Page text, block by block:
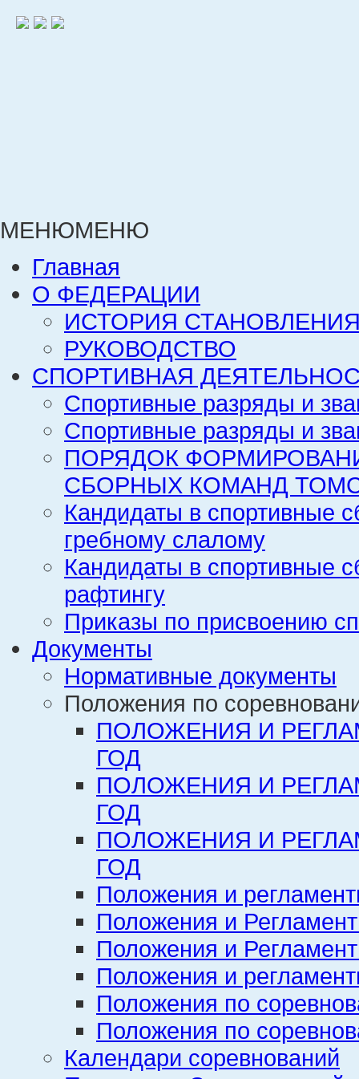
МЕНЮМЕНЮ
Главная
О ФЕДЕРАЦИИ
ИСТОРИЯ
РУКОВОДСТВО
СПОРТИВНАЯ
Спортивные разряды и
Спортивные разряды и
ПОРЯДОК
СБОРНЫХ КОМАНД
Кандидаты в спортивные
гребному слалому
Кандидаты в спортивные
рафтингу
Приказы по присвоению
Документы
Нормативные документы
Положения по
ПОЛОЖЕНИЯ И
ГОД
ПОЛОЖЕНИЯ И
ГОД
ПОЛОЖЕНИЯ И
ГОД
Положения и
Положения и
Положения и
Положения и
Положения по
Положения по
Календари соревнований